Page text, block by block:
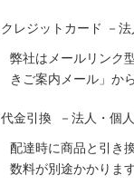
クレジットカード －
弊社はメールリンク
きご案内メール」か
代金引換 －法人・個
配達時に商品と引き
数料が別途かかりま